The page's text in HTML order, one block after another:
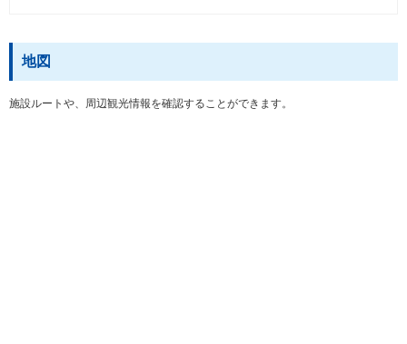
地図
施設ルートや、周辺観光情報を確認することができます。